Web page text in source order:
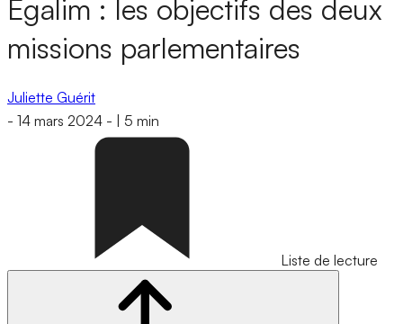
Egalim : les objectifs des deux
missions parlementaires
Juliette Guérit
- 14 mars 2024 - 5 min
Liste de lecture